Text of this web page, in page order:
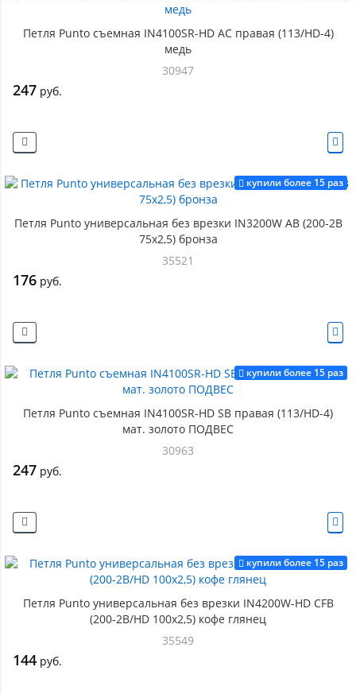
Петля Punto съемная IN4100SR-HD AC правая (113/HD-4)
медь
30947
247 руб.
купили более 15 раз
Петля Punto универсальная без врезки IN3200W AB (200-2B
75x2,5) бронза
35521
176 руб.
купили более 15 раз
Петля Punto съемная IN4100SR-HD SB правая (113/HD-4)
мат. золото ПОДВЕС
30963
247 руб.
купили более 15 раз
Петля Punto универсальная без врезки IN4200W-HD CFB
(200-2B/HD 100x2,5) кофе глянец
35549
144 руб.